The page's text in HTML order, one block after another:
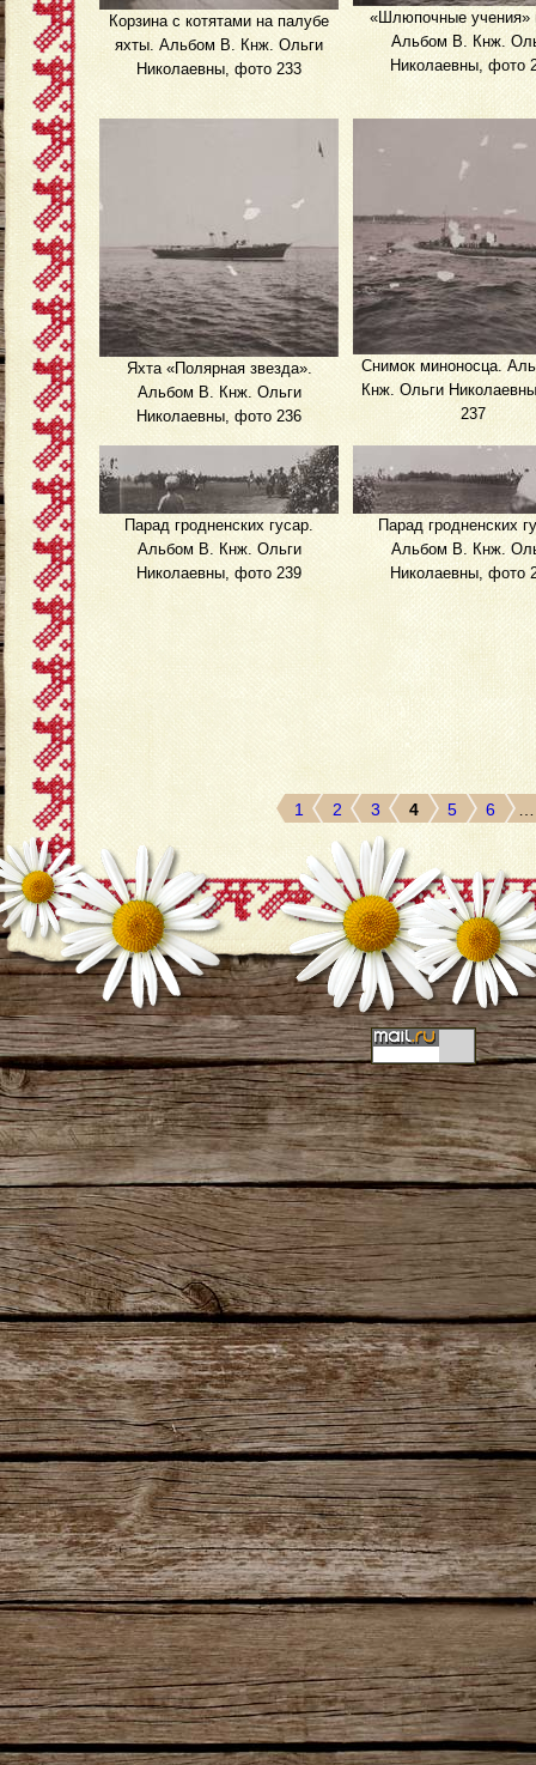
Корзина с котятами на палубе
яхты. Альбом В. Кнж. Ольги
Николаевны, фото 233
«Шлюпочные учения»
Альбом В. Кнж.
Николаевны, фото
Яхта «Полярная звезда».
Альбом В. Кнж. Ольги
Николаевны, фото 236
Снимок миноносца.
Кнж. Ольги
237
Парад гродненских гусар.
Альбом В. Кнж. Ольги
Николаевны, фото 239
Парад гродненских
Альбом В. Кнж.
Николаевны, фото
1 2 3 4 5 6